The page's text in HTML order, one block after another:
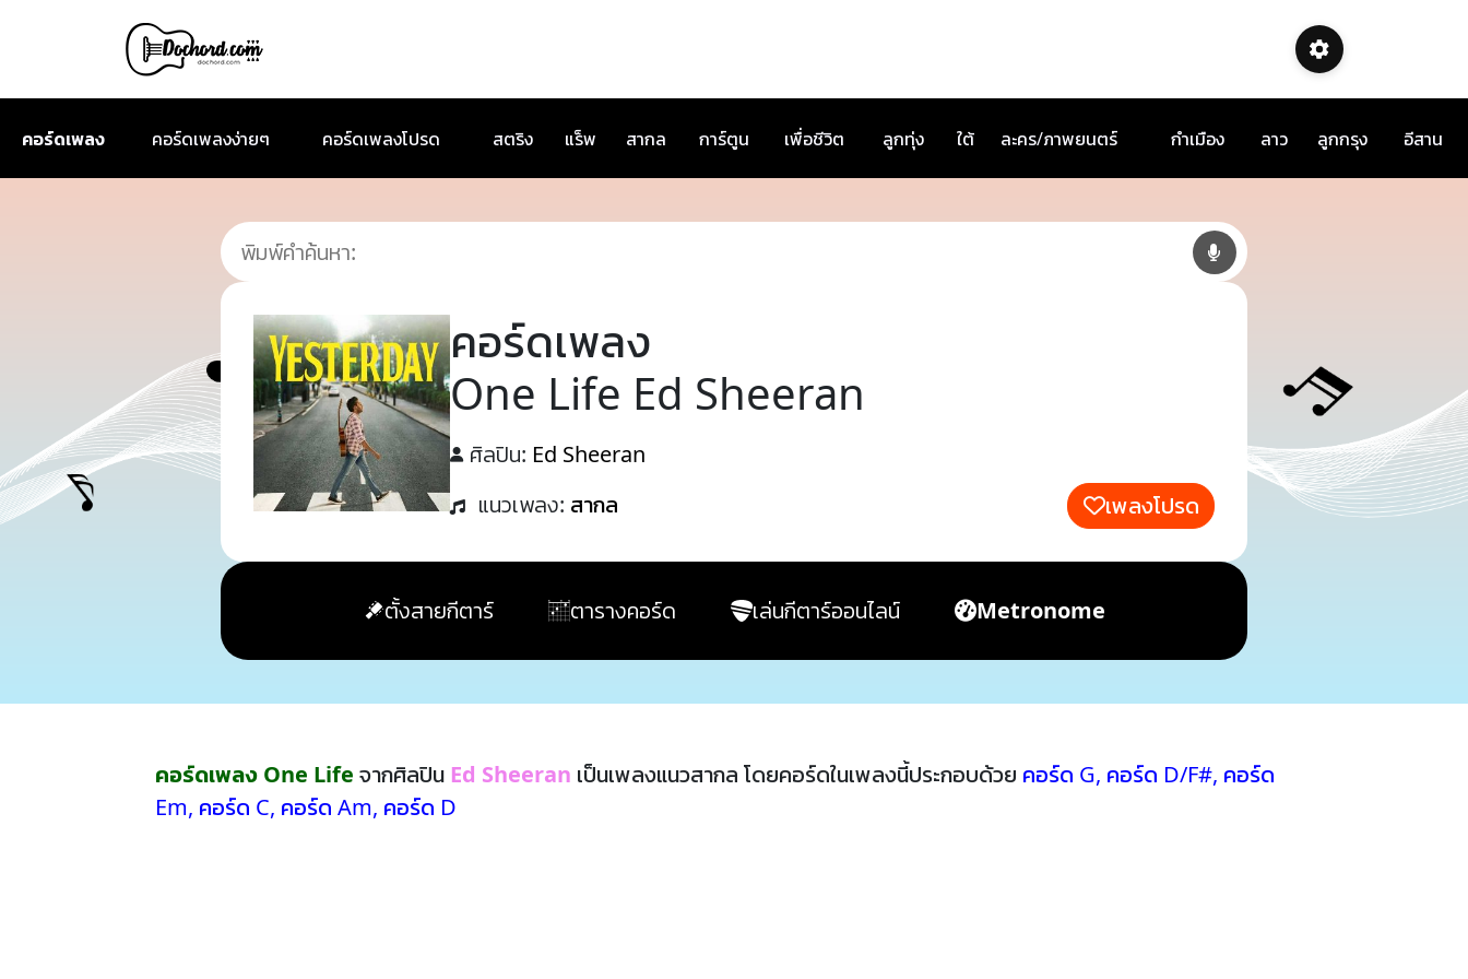
คอร์ดเพลง คอร์ดเพลงง่ายๆ คอร์ดเพลงโปรด สตริง แร็พ สากล การ์ตูน เพื่อชีวิต ลูกทุ่ง ใต้ ละคร/ภาพยนตร์ กำเมือง ลาว ลูกกรุง อีสาน
คอร์ดเพลง
One Life Ed Sheeran
ศิลปิน: Ed Sheeran
แนวเพลง: สากล เพลงโปรด
ตั้งสายกีตาร์ ตารางคอร์ด เล่นกีตาร์ออนไลน์ Metronome
คอร์ดเพลง One Life จากศิลปิน Ed Sheeran เป็นเพลงแนวสากล โดยคอร์ดในเพลงนี้ประกอบด้วย คอร์ด G, คอร์ด D/F#, คอร์ด
Em, คอร์ด C, คอร์ด Am, คอร์ด D